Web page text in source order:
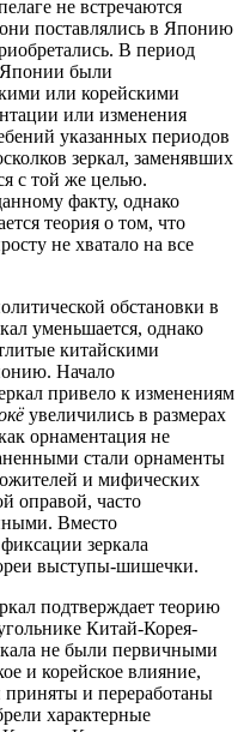
не встречаются
они поставлялись в Японию
В период
Японии были
или корейскими
или изменения
указанных периодов
зеркал, заменявших
с той же целью.
факту, однако
теория о том, что
не хватало на все
обстановки в
уменьшается, однако
китайскими
Начало
привело к изменениям
увеличились в размерах
орнаментация не
стали орнаменты
и мифических
оправой, часто
Вместо
зеркала
выступы-шишечки.
подтверждает теорию
Китай-Корея-
не были первичными
и корейское влияние,
приняты и переработаны
характерные